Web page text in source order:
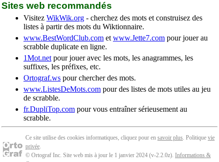
Sites web recommandés
Visitez WikWik.org - cherchez des mots et construisez des
listes à partir des mots du Wiktionnaire.
www.BestWordClub.com et www.Jette7.com pour jouer au
scrabble duplicate en ligne.
1Mot.net pour jouer avec les mots, les anagrammes, les
suffixes, les préfixes, etc.
Ortograf.ws pour chercher des mots.
www.ListesDeMots.com pour des listes de mots utiles au jeu
de scrabble.
fr.DupliTop.com pour vous entraîner sérieusement au
scrabble.
Ce site utilise des cookies informatiques, cliquez pour en savoir plus. Politique vie
privée.
© Ortograf Inc. Site web mis à jour le 1 janvier 2024 (v-2.2.0z). Informations &